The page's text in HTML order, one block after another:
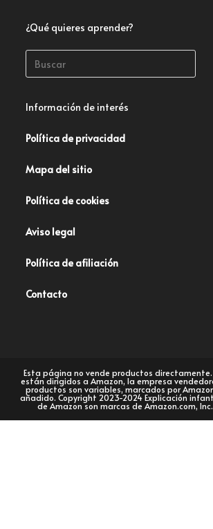
¿Qué quieres aprender?
Información de interés
Política de privacidad
Mapa del sitio
Política de cookies
Aviso legal
Política de afiliación
Contacto
Esta página no vende productos directamente.
están dirigidos a Amazon, la empresa
productos son variables, marcados por
añadido. Copyright 2023-2024 Explicación
de Amazon son marcas de Amazon.com,